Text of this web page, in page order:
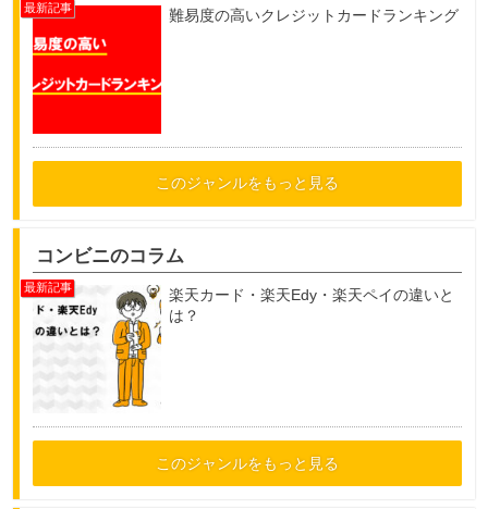
難易度の高いクレジットカードランキング
このジャンルをもっと見る
コンビニのコラム
楽天カード・楽天Edy・楽天ペイの違いと
は？
このジャンルをもっと見る